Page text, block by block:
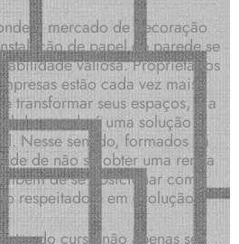
o mercado de decoração
de papel de parede se
valiosa. Proprietários
estão cada vez mais
transformar seus espaços, e a
de parede é uma solução
Nesse sentido, formados na
de não só obter uma renda
de se posicionar como
respeitado e em evolução.
do curso não apenas se